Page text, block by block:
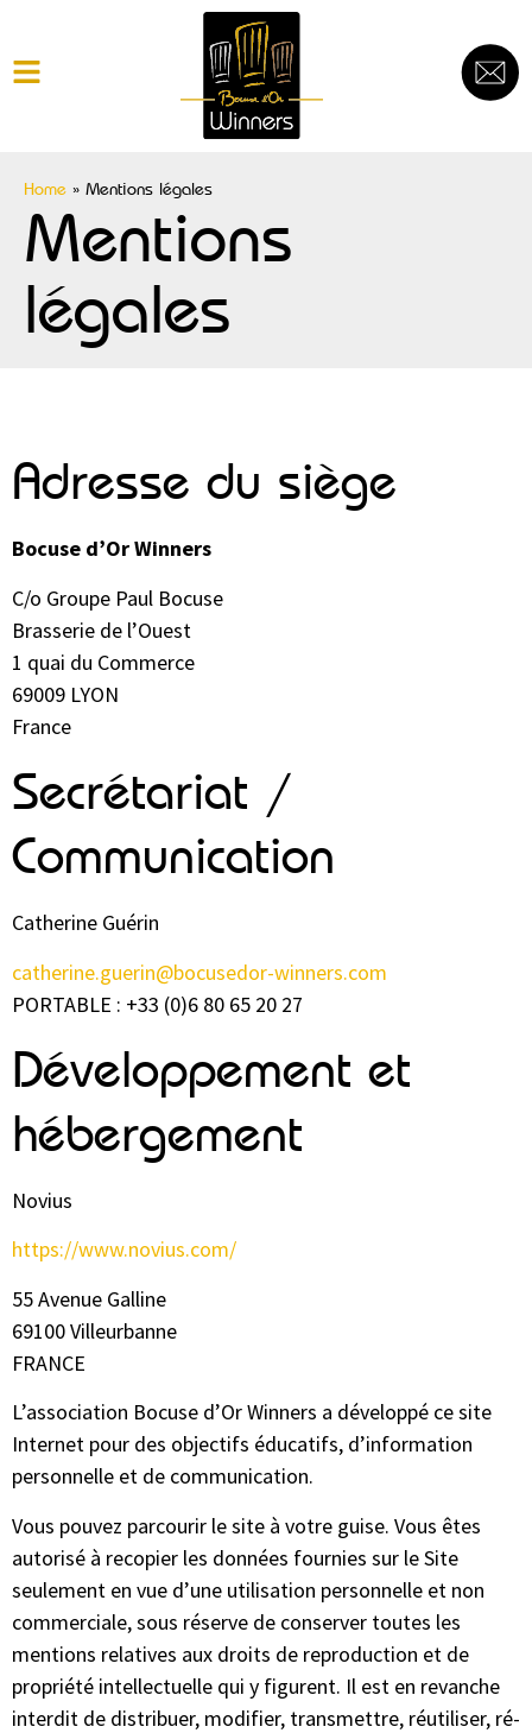
Home » Mentions légales
Mentions
légales
Adresse du siège
Bocuse d’Or Winners
C/o Groupe Paul Bocuse
Brasserie de l’Ouest
1 quai du Commerce
69009 LYON
France
Secrétariat /
Communication
Catherine Guérin
catherine.guerin@bocusedor-winners.com
PORTABLE : +33 (0)6 80 65 20 27
Développement et
hébergement
Novius
https://www.novius.com/
55 Avenue Galline
69100 Villeurbanne
FRANCE
L’association Bocuse d’Or Winners a développé ce site
Internet pour des objectifs éducatifs, d’information
personnelle et de communication.
Vous pouvez parcourir le site à votre guise. Vous êtes
autorisé à recopier les données fournies sur le Site
seulement en vue d’une utilisation personnelle et non
commerciale, sous réserve de conserver toutes les
mentions relatives aux droits de reproduction et de
propriété intellectuelle qui y figurent. Il est en revanche
interdit de distribuer, modifier, transmettre, réutiliser, ré-